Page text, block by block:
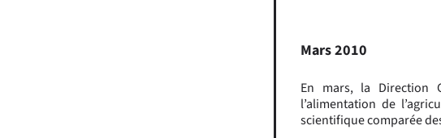
Mars 2010
En mars, la Direction
l’alimentation de
scientifique comparée